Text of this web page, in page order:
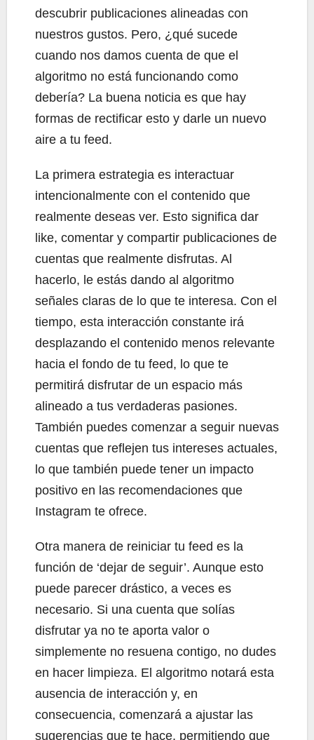
descubrir publicaciones alineadas con
nuestros gustos. Pero, ¿qué sucede
cuando nos damos cuenta de que el
algoritmo no está funcionando como
debería? La buena noticia es que hay
formas de rectificar esto y darle un nuevo
aire a tu feed.
La primera estrategia es interactuar
intencionalmente con el contenido que
realmente deseas ver. Esto significa dar
like, comentar y compartir publicaciones de
cuentas que realmente disfrutas. Al
hacerlo, le estás dando al algoritmo
señales claras de lo que te interesa. Con el
tiempo, esta interacción constante irá
desplazando el contenido menos relevante
hacia el fondo de tu feed, lo que te
permitirá disfrutar de un espacio más
alineado a tus verdaderas pasiones.
También puedes comenzar a seguir nuevas
cuentas que reflejen tus intereses actuales,
lo que también puede tener un impacto
positivo en las recomendaciones que
Instagram te ofrece.
Otra manera de reiniciar tu feed es la
función de ‘dejar de seguir’. Aunque esto
puede parecer drástico, a veces es
necesario. Si una cuenta que solías
disfrutar ya no te aporta valor o
simplemente no resuena contigo, no dudes
en hacer limpieza. El algoritmo notará esta
ausencia de interacción y, en
consecuencia, comenzará a ajustar las
sugerencias que te hace, permitiendo que